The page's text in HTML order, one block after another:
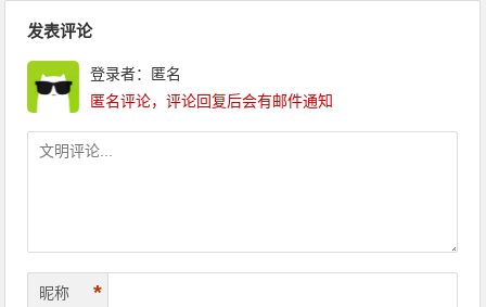
发表评论
登录者：匿名
匿名评论，评论回复后会有邮件通知
昵称 *